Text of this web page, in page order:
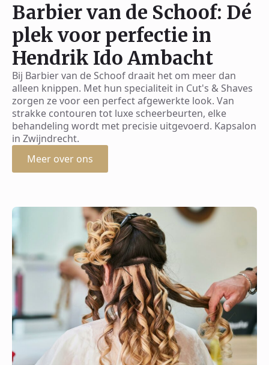
Barbier van de Schoof: Dé
plek voor perfectie in
Hendrik Ido Ambacht
Bij Barbier van de Schoof draait het om meer dan
alleen knippen. Met hun specialiteit in Cut's & Shaves
zorgen ze voor een perfect afgewerkte look. Van
strakke contouren tot luxe scheerbeurten, elke
behandeling wordt met precisie uitgevoerd. Kapsalon
in Zwijndrecht.
Meer over ons